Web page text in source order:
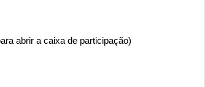
abrir a caixa de participação)